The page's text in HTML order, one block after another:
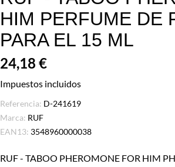
HIM PERFUME DE
PARA EL 15 ML
24,18 €
Impuestos incluidos
Referencia: D-241619
Marca: RUF
EAN13: 3548960000038
RUF - TABOO PHEROMONE FOR HIM